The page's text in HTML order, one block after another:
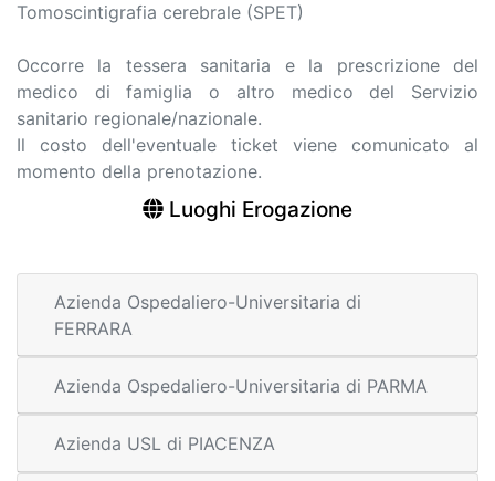
Tomoscintigrafia cerebrale (SPET)
Occorre la tessera sanitaria e la prescrizione del
medico di famiglia o altro medico del Servizio
sanitario regionale/nazionale.
Il costo dell'eventuale ticket viene comunicato al
momento della prenotazione.
Luoghi Erogazione
Azienda Ospedaliero-Universitaria di
FERRARA
Azienda Ospedaliero-Universitaria di PARMA
Azienda USL di PIACENZA